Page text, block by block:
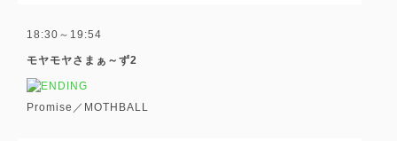
18:30～19:54
モヤモヤさまぁ～ず2
Promise／MOTHBALL